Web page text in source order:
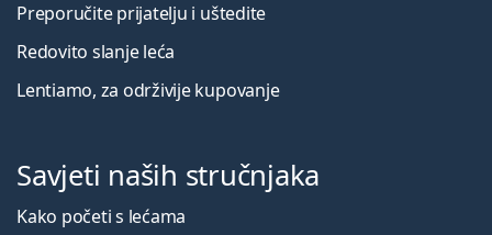
Preporučite prijatelju i uštedite
Redovito slanje leća
Lentiamo, za održivije kupovanje
Savjeti naših stručnjaka
Kako početi s lećama